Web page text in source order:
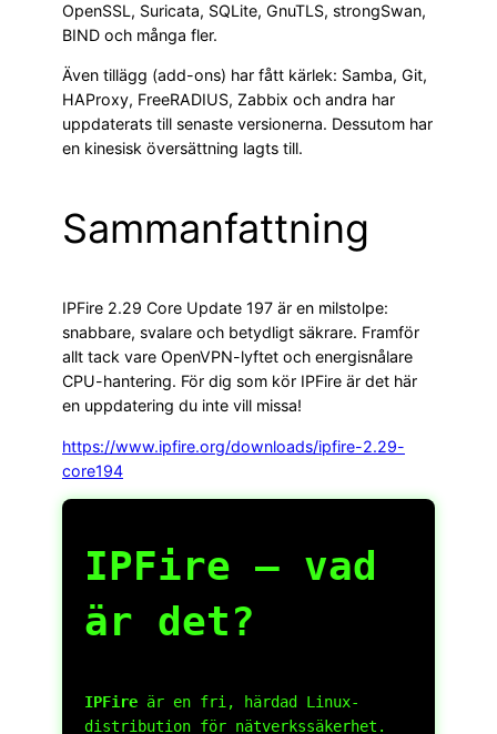
OpenSSL, Suricata, SQLite, GnuTLS, strongSwan,
BIND och många fler.
Även tillägg (add-ons) har fått kärlek: Samba, Git,
HAProxy, FreeRADIUS, Zabbix och andra har
uppdaterats till senaste versionerna. Dessutom har
en kinesisk översättning lagts till.
Sammanfattning
IPFire 2.29 Core Update 197 är en milstolpe:
snabbare, svalare och betydligt säkrare. Framför
allt tack vare OpenVPN-lyftet och energisnålare
CPU-hantering. För dig som kör IPFire är det här
en uppdatering du inte vill missa!
https://www.ipfire.org/downloads/ipfire-2.29-
core194
IPFire – vad
är det?
IPFire är en fri, härdad Linux-
distribution för nätverkssäkerhet.